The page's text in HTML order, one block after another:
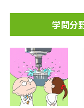
学問分